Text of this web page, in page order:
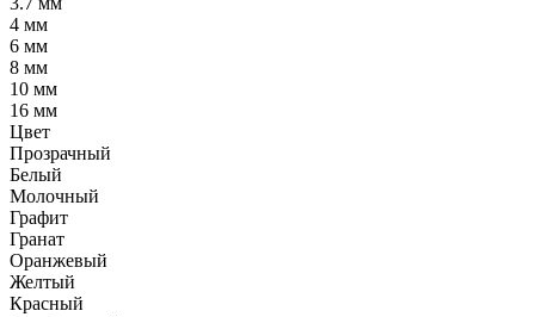
4 мм
6 мм
8 мм
10 мм
16 мм
Цвет
Прозрачный
Белый
Молочный
Графит
Гранат
Оранжевый
Желтый
Красный